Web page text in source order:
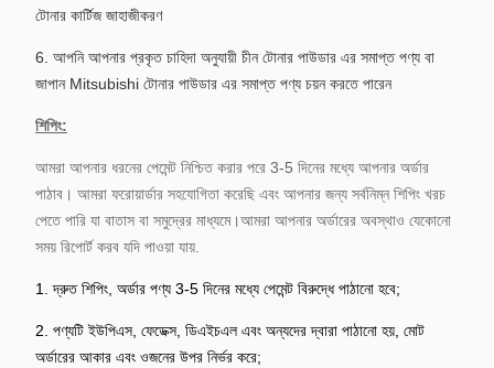
টোনার কার্টিজ জাহাজীকরণ
6. আপনি আপনার প্রকৃত চাহিদা অনুযায়ী চীন টোনার পাউডার এর সমাপ্ত পণ্য বা
জাপান Mitsubishi টোনার পাউডার এর সমাপ্ত পণ্য চয়ন করতে পারেন
শিপিং:
আমরা আপনার ধরনের পেমেন্ট নিশ্চিত করার পরে 3-5 দিনের মধ্যে আপনার অর্ডার
পাঠাব। আমরা ফরোয়ার্ডার সহযোগিতা করেছি এবং আপনার জন্য সর্বনিম্ন শিপিং খরচ
পেতে পারি যা বাতাস বা সমুদ্রের মাধ্যমে।আমরা আপনার অর্ডারের অবস্থাও যেকোনো
সময় রিপোর্ট করব যদি পাওয়া যায়.
1. দ্রুত শিপিং, অর্ডার পণ্য 3-5 দিনের মধ্যে পেমেন্ট বিরুদ্ধে পাঠানো হবে;
2. পণ্যটি ইউপিএস, ফেডেক্স, ডিএইচএল এবং অন্যদের দ্বারা পাঠানো হয়, মোট
অর্ডারের আকার এবং ওজনের উপর নির্ভর করে;